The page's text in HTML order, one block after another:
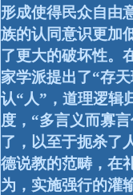
形成使得民众自由
族的认同意识更加
了更大的破坏性。
家学派提出了“存
认“ 人” ，道理逻辑
度，“多言义而寡
了，以至于扼杀了
德说教的范畴，在
为，实施强行的灌